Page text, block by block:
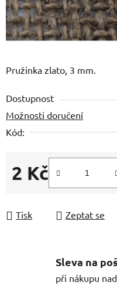
Pružinka zlato, 3 mm.
Dostupnost
Možnosti doručení
Kód:
2 Kč
Měrná cena:
Tisk Zeptat se
Sleva na
při nákupu